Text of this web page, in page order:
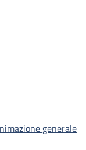
generale